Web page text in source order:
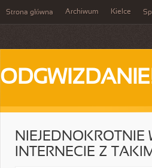
Strona główna Archiwum Kielce
INTERNECIE Z